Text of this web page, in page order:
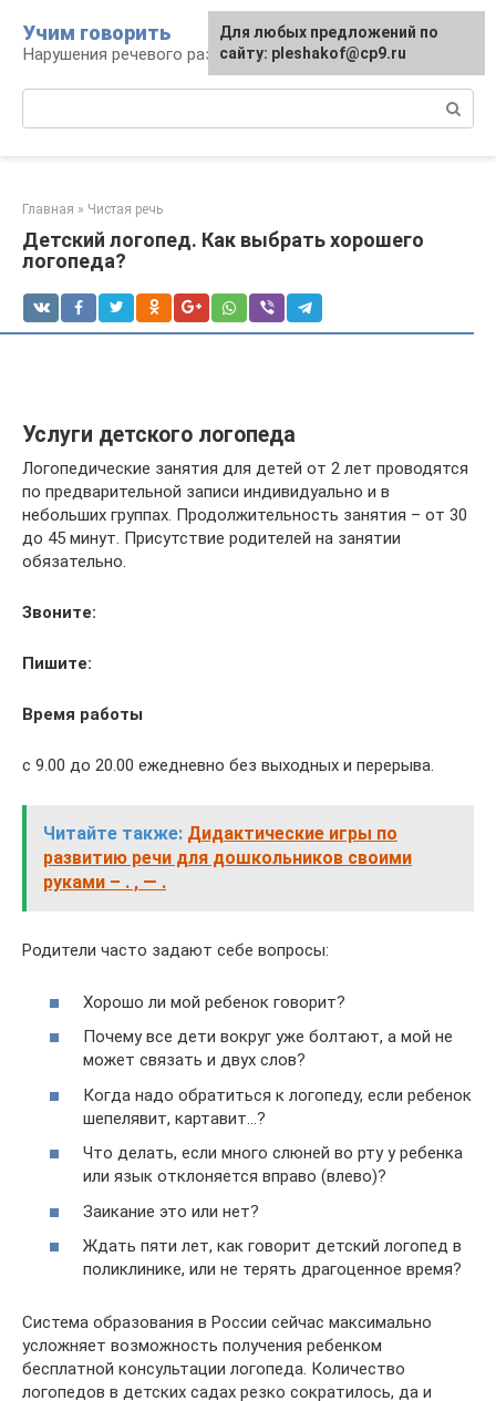
контенту
Учим говорить
Нарушения речевого развития
Главная » Чистая речь
Детский логопед. Как выбрать хорошего
логопеда?
Услуги детского логопеда
Логопедические занятия для детей от 2 лет проводятся
по предварительной записи индивидуально и в
небольших группах. Продолжительность занятия – от 30
до 45 минут. Присутствие родителей на занятии
обязательно.
Звоните:
Пишите:
Время работы
с 9.00 до 20.00 ежедневно без выходных и перерыва.
Читайте также: Дидактические игры по
развитию речи для дошкольников своими
руками – . , — .
Родители часто задают себе вопросы:
Хорошо ли мой ребенок говорит?
Почему все дети вокруг уже болтают, а мой не
может связать и двух слов?
Когда надо обратиться к логопеду, если ребенок
шепелявит, картавит…?
Что делать, если много слюней во рту у ребенка
или язык отклоняется вправо (влево)?
Заикание это или нет?
Ждать пяти лет, как говорит детский логопед в
поликлинике, или не терять драгоценное время?
Система образования в России сейчас максимально
усложняет возможность получения ребенком
бесплатной консультации логопеда. Количество
логопедов в детских садах резко сократилось, да и
Для любых предложений по
сайту: pleshakof@cp9.ru